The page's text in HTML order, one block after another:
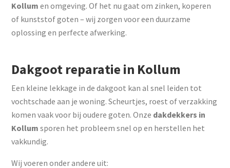
Kollum en omgeving. Of het nu gaat om zinken, koperen
of kunststof goten – wij zorgen voor een duurzame
oplossing en perfecte afwerking.
Dakgoot reparatie in Kollum
Een kleine lekkage in de dakgoot kan al snel leiden tot
vochtschade aan je woning. Scheurtjes, roest of verzakking
komen vaak voor bij oudere goten. Onze dakdekkers in
Kollum sporen het probleem snel op en herstellen het
vakkundig.
Wij voeren onder andere uit: